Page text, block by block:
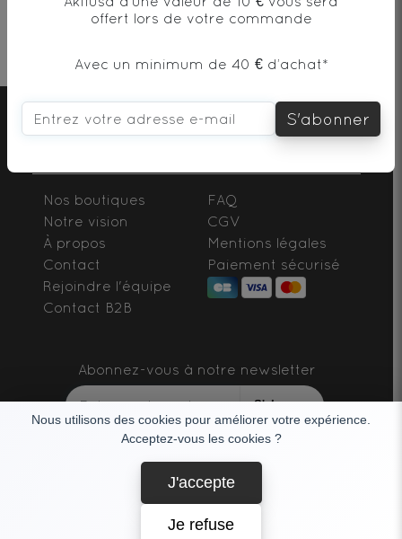
offert lors de votre commande
Avec un minimum de 40 € d’achat*
S'abonner
Nous utilisons des cookies pour améliorer votre expérience.
Acceptez-vous les cookies ?
J'accepte
Je refuse
Paiement
Échantillon
Cadeau dès
*dès 40€ en relais colis et 60€ à domicile
Nos boutiques
Notre vision
À propos
Contact
Rejoindre l'équipe
Contact B2B
FAQ
CGV
Mentions légales
Paiement sécurisé
Abonnez-vous à notre newsletter
S'abonner